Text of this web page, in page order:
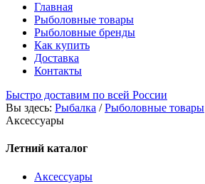
Главная
Рыболовные товары
Рыболовные бренды
Как купить
Доставка
Контакты
Быстро доставим по всей России
Вы здесь: Рыбалка /Рыболовные товары
Аксессуары
Летний каталог
Аксессуары